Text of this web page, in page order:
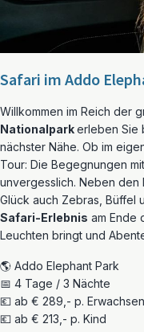
Safari im Addo
Willkommen im Reich der
Nationalparkerleben Sie
nächster Nähe. Ob im
Tour: Die Begegnungen
unvergesslich. Neben den
Glück auch Zebras, Büffel
Safari-Erlebnis am Ende
Leuchten bringt und
🌎 Addo Elephant Park
📅 4 Tage / 3 Nächte
💶 ab € 289,- p.
💶 ab € 213,- p. Kind